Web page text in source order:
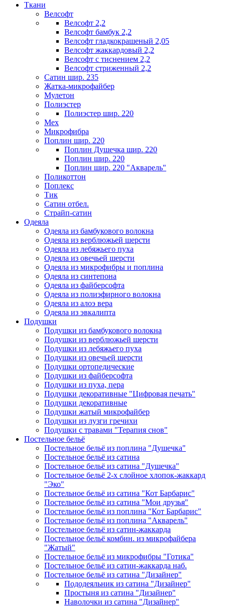
Ткани
Велсофт
Велсофт 2,2
Велсофт бамбук 2,2
Велсофт гладкокрашеный 2,05
Велсофт жаккардовый 2,2
Велсофт с тиснением 2,2
Велсофт стриженный 2,2
Сатин шир. 235
Жатка-микрофайбер
Мулетон
Полиэстер
Полиэстер шир. 220
Мех
Микрофибра
Поплин шир. 220
Поплин Душечка шир. 220
Поплин шир. 220
Поплин шир. 220 "Акварель"
Поликоттон
Поплекс
Тик
Сатин отбел.
Страйп-сатин
Одеяла
Одеяла из бамбукового волокна
Одеяла из верблюжьей шерсти
Одеяла из лебяжьего пуха
Одеяла из овечьей шерсти
Одеяла из микрофибры и поплина
Одеяла из синтепона
Одеяла из файберсофта
Одеяла из полиэфирного волокна
Одеяла из алоэ вера
Одеяла из эвкалипта
Подушки
Подушки из бамбукового волокна
Подушки из верблюжьей шерсти
Подушки из лебяжьего пуха
Подушки из овечьей шерсти
Подушки ортопедические
Подушки из файберсофта
Подушки из пуха, пера
Подушки декоративные "Цифровая печать"
Подушки декоративные
Подушки жатый микрофайбер
Подушки из лузги гречихи
Подушки с травами "Терапия снов"
Постельное бельё
Постельное бельё из поплина "Душечка"
Постельное бельё из сатина
Постельное бельё из сатина "Душечка"
Постельное бельё 2-х слойное хлопок-жаккард
"Эко"
Постельное бельё из сатина "Кот Барбарис"
Постельное бельё из сатина "Мои друзья"
Постельное бельё из поплина "Кот Барбарис"
Постельное бельё из поплина "Акварель"
Постельное бельё из сатин-жаккарда
Постельное бельё комбин. из микрофайбера
"Жатый"
Постельное бельё из микрофибры "Готика"
Постельное бельё из сатин-жаккарда наб.
Постельное бельё из сатина "Дизайнер"
Пододеяльник из сатина "Дизайнер"
Простыня из сатина "Дизайнер"
Наволочки из сатина "Дизайнер"